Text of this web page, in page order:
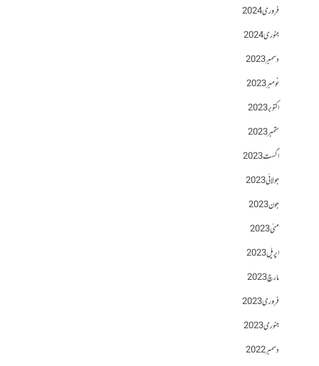
فروری 2024
جنوری 2024
دسمبر 2023
نومبر 2023
اکتوبر 2023
ستمبر 2023
اگست 2023
جولائی 2023
جون 2023
مئی 2023
اپریل 2023
مارچ 2023
فروری 2023
جنوری 2023
دسمبر 2022